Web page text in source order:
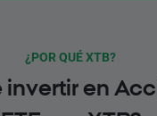
¿POR QUÉ XTB?
invertir en